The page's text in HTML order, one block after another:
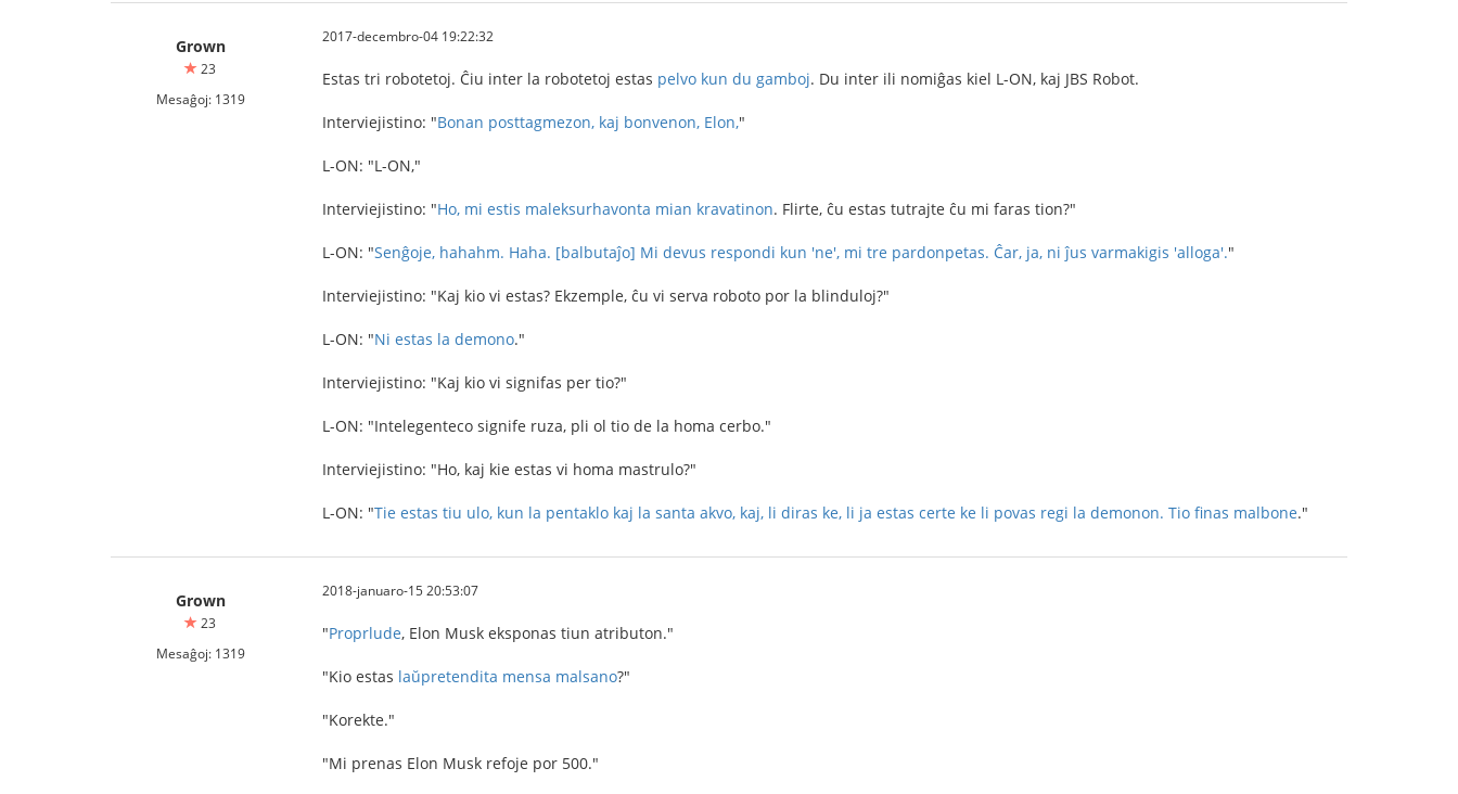
Grown
23
Mesaĝoj: 1319
2017-decembro-04 19:22:32
Estas tri robotetoj. Ĉiu inter la robotetoj estas pelvo kun du gamboj. Du inter ili nomiĝas kiel L-ON, kaj JBS Robot.
Interviejistino: "Bonan posttagmezon, kaj bonvenon, Elon,"
L-ON: "L-ON,"
Interviejistino: "Ho, mi estis maleksurhavonta mian kravatinon. Flirte, ĉu estas tutrajte ĉu mi faras tion?"
L-ON: "Senĝoje, hahahm. Haha. [balbutaĵo] Mi devus respondi kun 'ne', mi tre pardonpetas. Ĉar, ja, ni ĵus varmakigis 'alloga'."
Interviejistino: "Kaj kio vi estas? Ekzemple, ĉu vi serva roboto por la blinduloj?"
L-ON: "Ni estas la demono."
Interviejistino: "Kaj kio vi signifas per tio?"
L-ON: "Intelegenteco signife ruza, pli ol tio de la homa cerbo."
Interviejistino: "Ho, kaj kie estas vi homa mastrulo?"
L-ON: "Tie estas tiu ulo, kun la pentaklo kaj la santa akvo, kaj, li diras ke, li ja estas certe ke li povas regi la demonon. Tio finas malbone."
Grown
23
Mesaĝoj: 1319
2018-januaro-15 20:53:07
"Proprlude, Elon Musk eksponas tiun atributon."
"Kio estas laŭpretendita mensa malsano?"
"Korekte."
"Mi prenas Elon Musk refoje por 500."